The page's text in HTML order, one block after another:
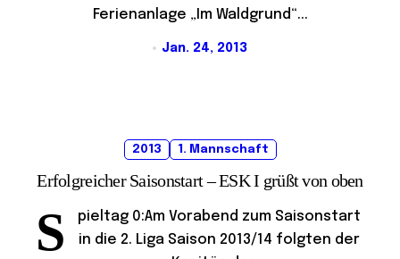
Ferienanlage „Im Waldgrund“...
Jan. 24, 2013
2013 1. Mannschaft
Erfolgreicher Saisonstart – ESK I grüßt von oben
S
pieltag 0:Am Vorabend zum Saisonstart
in die 2. Liga Saison 2013/14 folgten der